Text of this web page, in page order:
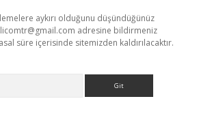
aykırı olduğunu düşündüğünüz
adresine bildirmeniz
süre içerisinde sitemizden kaldırılacaktır.